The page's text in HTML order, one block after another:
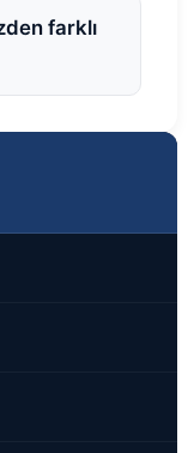
farklı